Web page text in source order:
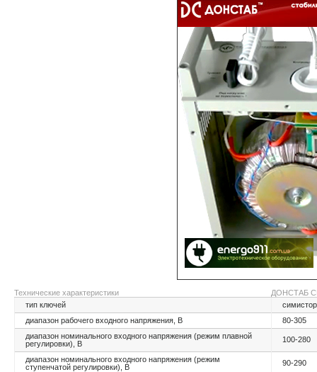
Технические характеристики
ДОНСТАБ
тип ключей
диапазон рабочего входного напряжения, В
80-305
диапазон номинального входного напряжения (режим плавной
регулировки), В
100-280
диапазон номинального входного напряжения (режим
ступенчатой регулировки), В
90-290